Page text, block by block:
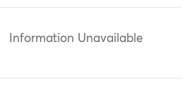
Information Unavailable